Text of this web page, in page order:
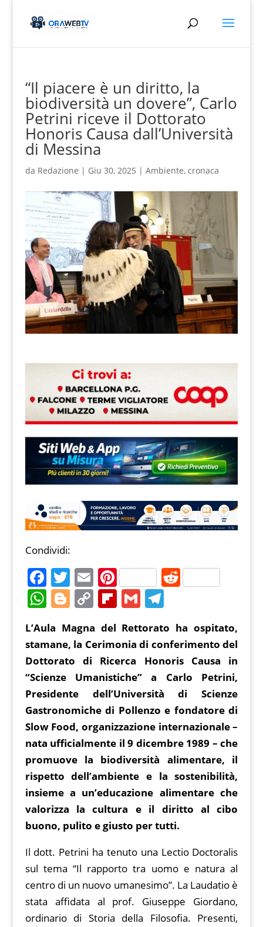
“Il piacere è un diritto, la
biodiversità un dovere”, Carlo
Petrini riceve il Dottorato
Honoris Causa dall’Università
di Messina
da Redazione | Giu 30, 2025 | Ambiente, cronaca
Condividi:
F
a
c
e
b
o
o
k
T
w
itt
er
E
m
ai
l
Pi
nt
er
e
st
R
di
t
W
h
at
s
A
p
p
Bl
g
g
er
C
p
y
Li
n
k
Fl
b
o
ar
d
G
ai
l
T
el
e
gr
a
m
L’Aula Magna del Rettorato ha ospitato,
stamane, la Cerimonia di conferimento del
Dottorato di Ricerca Honoris Causa in
“Scienze Umanistiche” a Carlo Petrini,
Presidente dell’Università di Scienze
Gastronomiche di Pollenzo e fondatore di
Slow Food, organizzazione internazionale –
nata ufficialmente il 9 dicembre 1989 – che
promuove la biodiversità alimentare, il
rispetto dell’ambiente e la sostenibilità,
insieme a un’educazione alimentare che
valorizza la cultura e il diritto al cibo
buono, pulito e giusto per tutti.
Il dott. Petrini ha tenuto una Lectio Doctoralis
sul tema “Il rapporto tra uomo e natura al
centro di un nuovo umanesimo”. La Laudatio è
stata affidata al prof. Giuseppe Giordano,
ordinario di Storia della Filosofia. Presenti,